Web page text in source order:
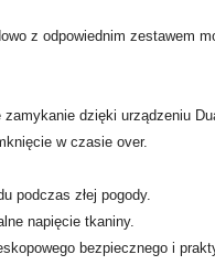
z odpowiednim zestawem
dzięki urządzeniu
w czasie over.
podczas złej pogody.
napięcie tkaniny.
bezpiecznego i